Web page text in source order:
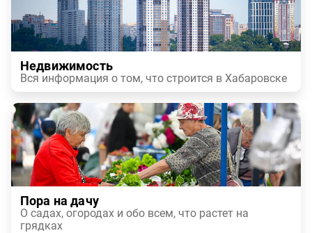
Недвижимость
Вся информация о том, что строится в Хабаровске
Пора на дачу
О садах, огородах и обо всем, что растет на
грядках